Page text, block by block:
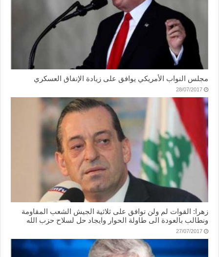
مجلس النواب الأمريكي يوافق على زيادة الإنفاق العسكري
28/07/2017
زهرا: القوات لم ولن توافق على ثلاثية الجيش الشعب المقاومة
ونطالب بالعودة الى طاولة الحوار وايجاد حل لسلاح حزب الله
27/07/2017